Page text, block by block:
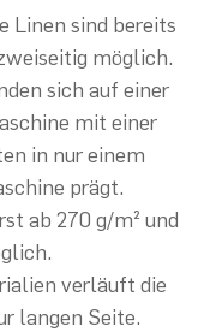
Linen sind bereits
möglich.
sich auf einer
mit einer
in nur einem
prägt.
ab 270 g/m² und
verläuft die
langen Seite.